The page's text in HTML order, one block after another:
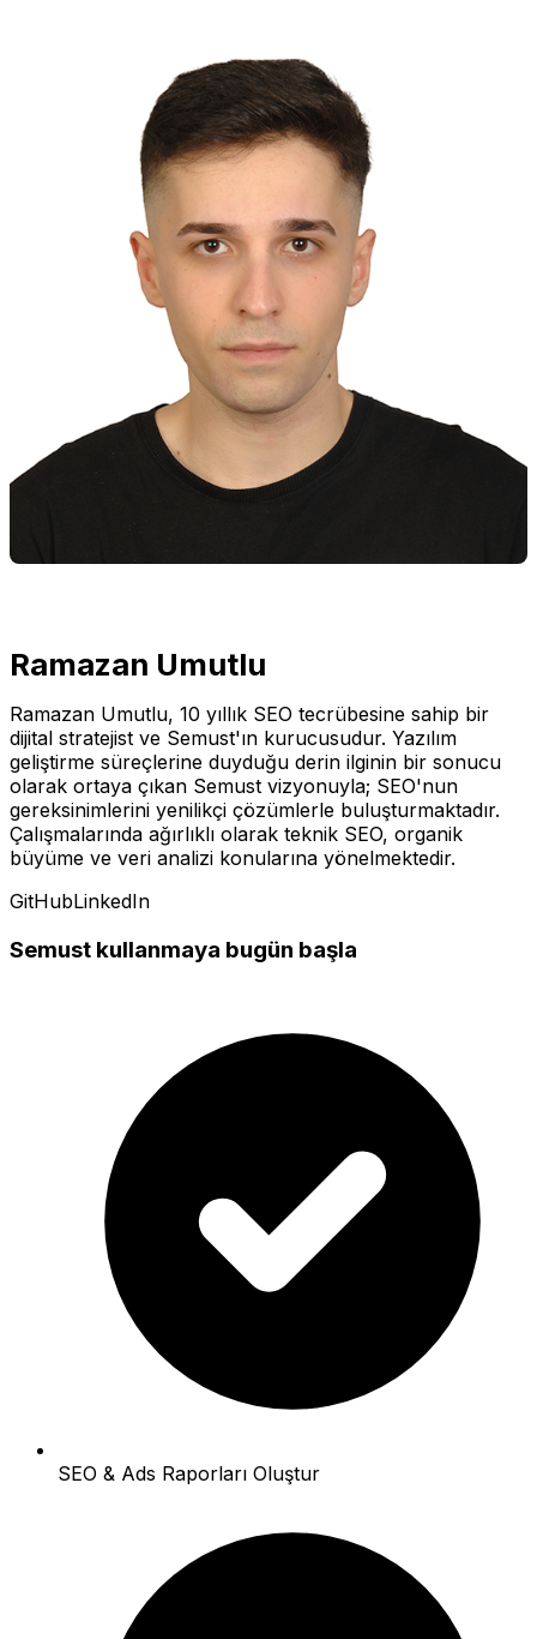
Ramazan Umutlu
Ramazan Umutlu, 10 yıllık SEO tecrübesine sahip bir
dijital stratejist ve Semust'ın kurucusudur. Yazılım
geliştirme süreçlerine duyduğu derin ilginin bir sonucu
olarak ortaya çıkan Semust vizyonuyla; SEO'nun
gereksinimlerini yenilikçi çözümlerle buluşturmaktadır.
Çalışmalarında ağırlıklı olarak teknik SEO, organik
büyüme ve veri analizi konularına yönelmektedir.
GitHubLinkedIn
Semust kullanmaya bugün başla
SEO & Ads Raporları Oluştur